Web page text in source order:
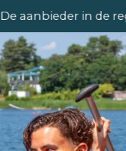
De aanbieder in de